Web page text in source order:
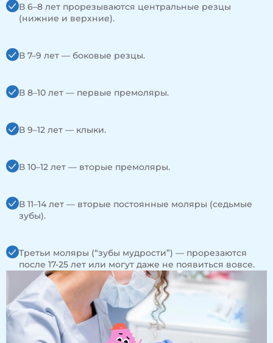
В 6–8 лет прорезываются центральные резцы
(нижние и верхние).
В 7–9 лет — боковые резцы.
В 8–10 лет — первые премоляры.
В 9–12 лет — клыки.
В 10–12 лет — вторые премоляры.
В 11–14 лет — вторые постоянные моляры (седьмые
зубы).
Третьи моляры (“зубы мудрости”) — прорезаются
после 17-25 лет или могут даже не появиться вовсе.